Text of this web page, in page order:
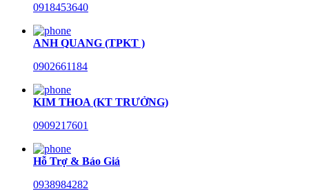
0918453640
ANH QUANG (TPKT )
0902661184
KIM THOA (KT TRƯỞNG)
0909217601
Hỗ Trợ & Báo Giá
0938984282